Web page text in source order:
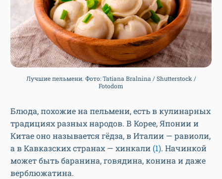
Лучшие пельмени. Фото: Tatiana Bralnina / Shutterstock /
Fotodom
Блюда, похожие на пельмени, есть в кулинарных
традициях разных народов. В Корее, Японии и
Китае оно называется гëдза, в Италии — равиоли,
а в Кавказских странах — хинкали (1). Начинкой
может быть баранина, говядина, конина и даже
верблюжатина.